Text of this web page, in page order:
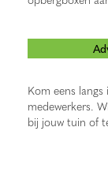
Kom eens langs
medewerkers.
bij jouw tuin of